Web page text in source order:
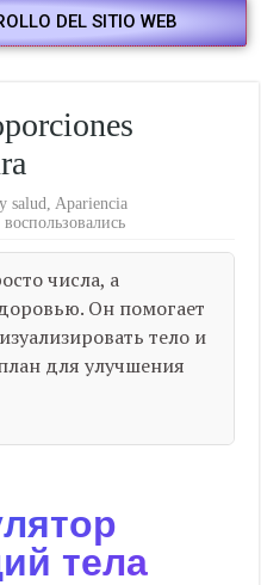
DEL SITIO WEB
salud,Apariencia
воспользовались
числа, а
Он помогает
тело и
для улучшения
тела